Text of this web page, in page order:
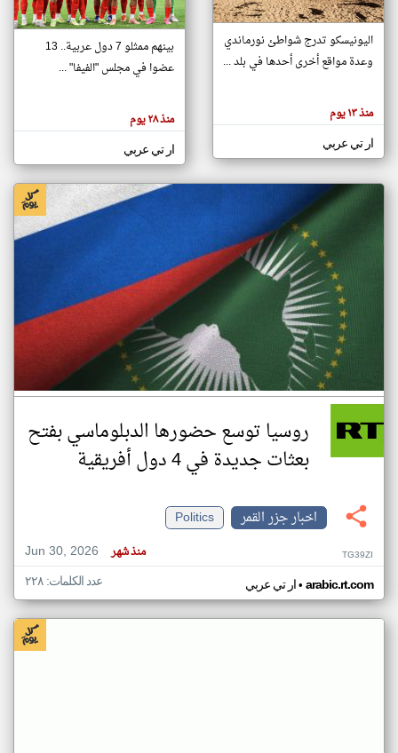
تغيير الدولة
اخبار جزر القمر على مدار الساعة
أهم اخبار جزر القمر العاجلة والمباشرة
هنا عن
وجهة
كاتبيها.
اليونيسكو تدرج شواطئ نورماندي
وعدة مواقع أخرى أحدها في بلد ...
منذ ١٣ يوم
ار تي عربي
بينهم ممثلو 7 دول عربية.. 13
عضوا في مجلس "الفيفا" ...
منذ ٢٨ يوم
ار تي عربي
روسيا توسع حضورها الدبلوماسي بفتح
بعثات جديدة في 4 دول أفريقية
اخبار جزر القمر
Politics
Jun 30, 2026
منذ شهر TG39ZI
ار تي عربي• arabic.rt.com عدد الكلمات: ٢٢٨
klyoum.com